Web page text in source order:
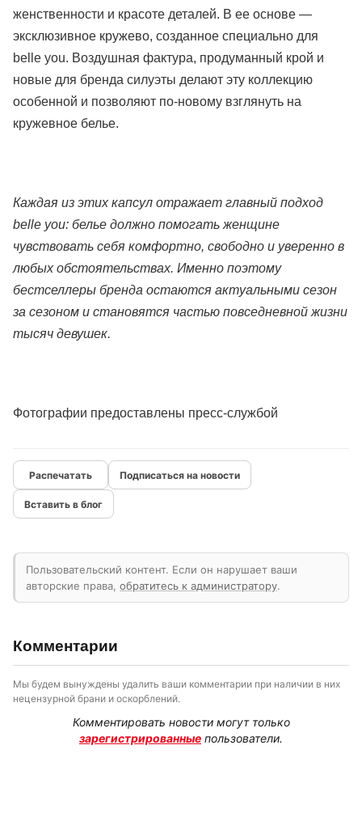
женственности и красоте деталей. В ее основе —
эксклюзивное кружево, созданное специально для
belle you. Воздушная фактура, продуманный крой и
новые для бренда силуэты делают эту коллекцию
особенной и позволяют по-новому взглянуть на
кружевное белье.
Каждая из этих капсул отражает главный подход
belle you: белье должно помогать женщине
чувствовать себя комфортно, свободно и уверенно в
любых обстоятельствах. Именно поэтому
бестселлеры бренда остаются актуальными сезон
за сезоном и становятся частью повседневной жизни
тысяч девушек.
Фотографии предоставлены пресс-службой
Подписаться на новости
Вставить в блог
Пользовательский контент. Если он нарушает ваши
авторские права, обратитесь к администратору.
Комментарии
Мы будем вынуждены удалить ваши комментарии при наличии в них
нецензурной брани и оскорблений.
Комментировать новости могут только
зарегистрированные пользователи.